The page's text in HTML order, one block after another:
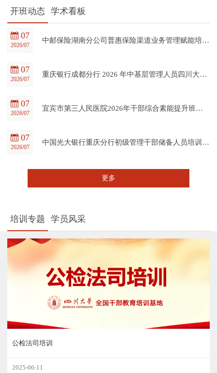
开班动态 学术看板
07
2026/07
中邮保险湖南分公司普惠保险渠道业务管理赋能培训班在四川大学全国干部教育培训基地顺利开班
07
2026/07
重庆银行成都分行 2026 年中基层管理人员四川大学培训项目（第一期）在四川大学全国干部教育培训基地顺利开班
07
2026/07
宜宾市第三人民医院2026年干部综合素能提升班在四川大学全国干部教育培训基地顺利开班
07
2026/07
中国光大银行重庆分行初级管理干部储备人员培训班在四川大学全国干部教育培训基地顺利开班
更多
培训专题 学员风采
公检法司培训
2025-06-11